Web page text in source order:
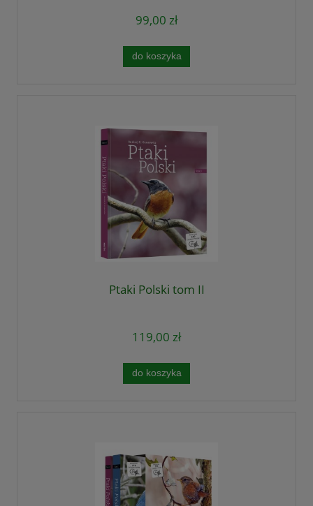
99,00 zł
do koszyka
Ptaki Polski tom II
119,00 zł
do koszyka